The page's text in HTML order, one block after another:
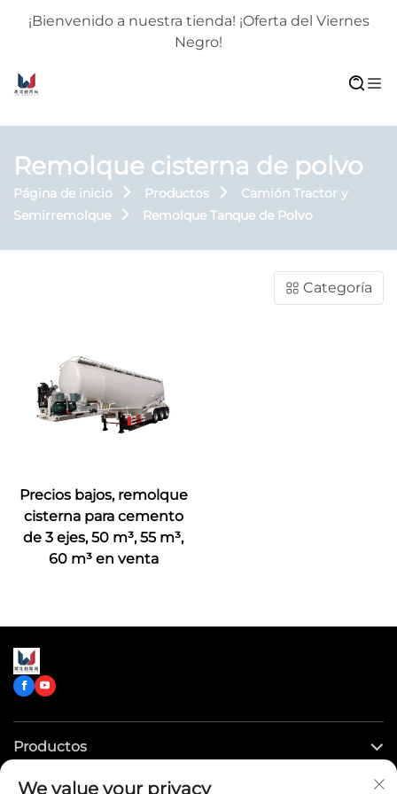
¡Bienvenido a nuestra tienda! ¡Oferta del Viernes
Negro!
Remolque cisterna de polvo
Página de inicio Productos
Camión Tractor y
Semirremolque
Remolque Tanque de Polvo
Categoría
Precios bajos, remolque
cisterna para cemento
de 3 ejes, 50 m³, 55 m³,
60 m³ en venta
Productos
We value your privacy